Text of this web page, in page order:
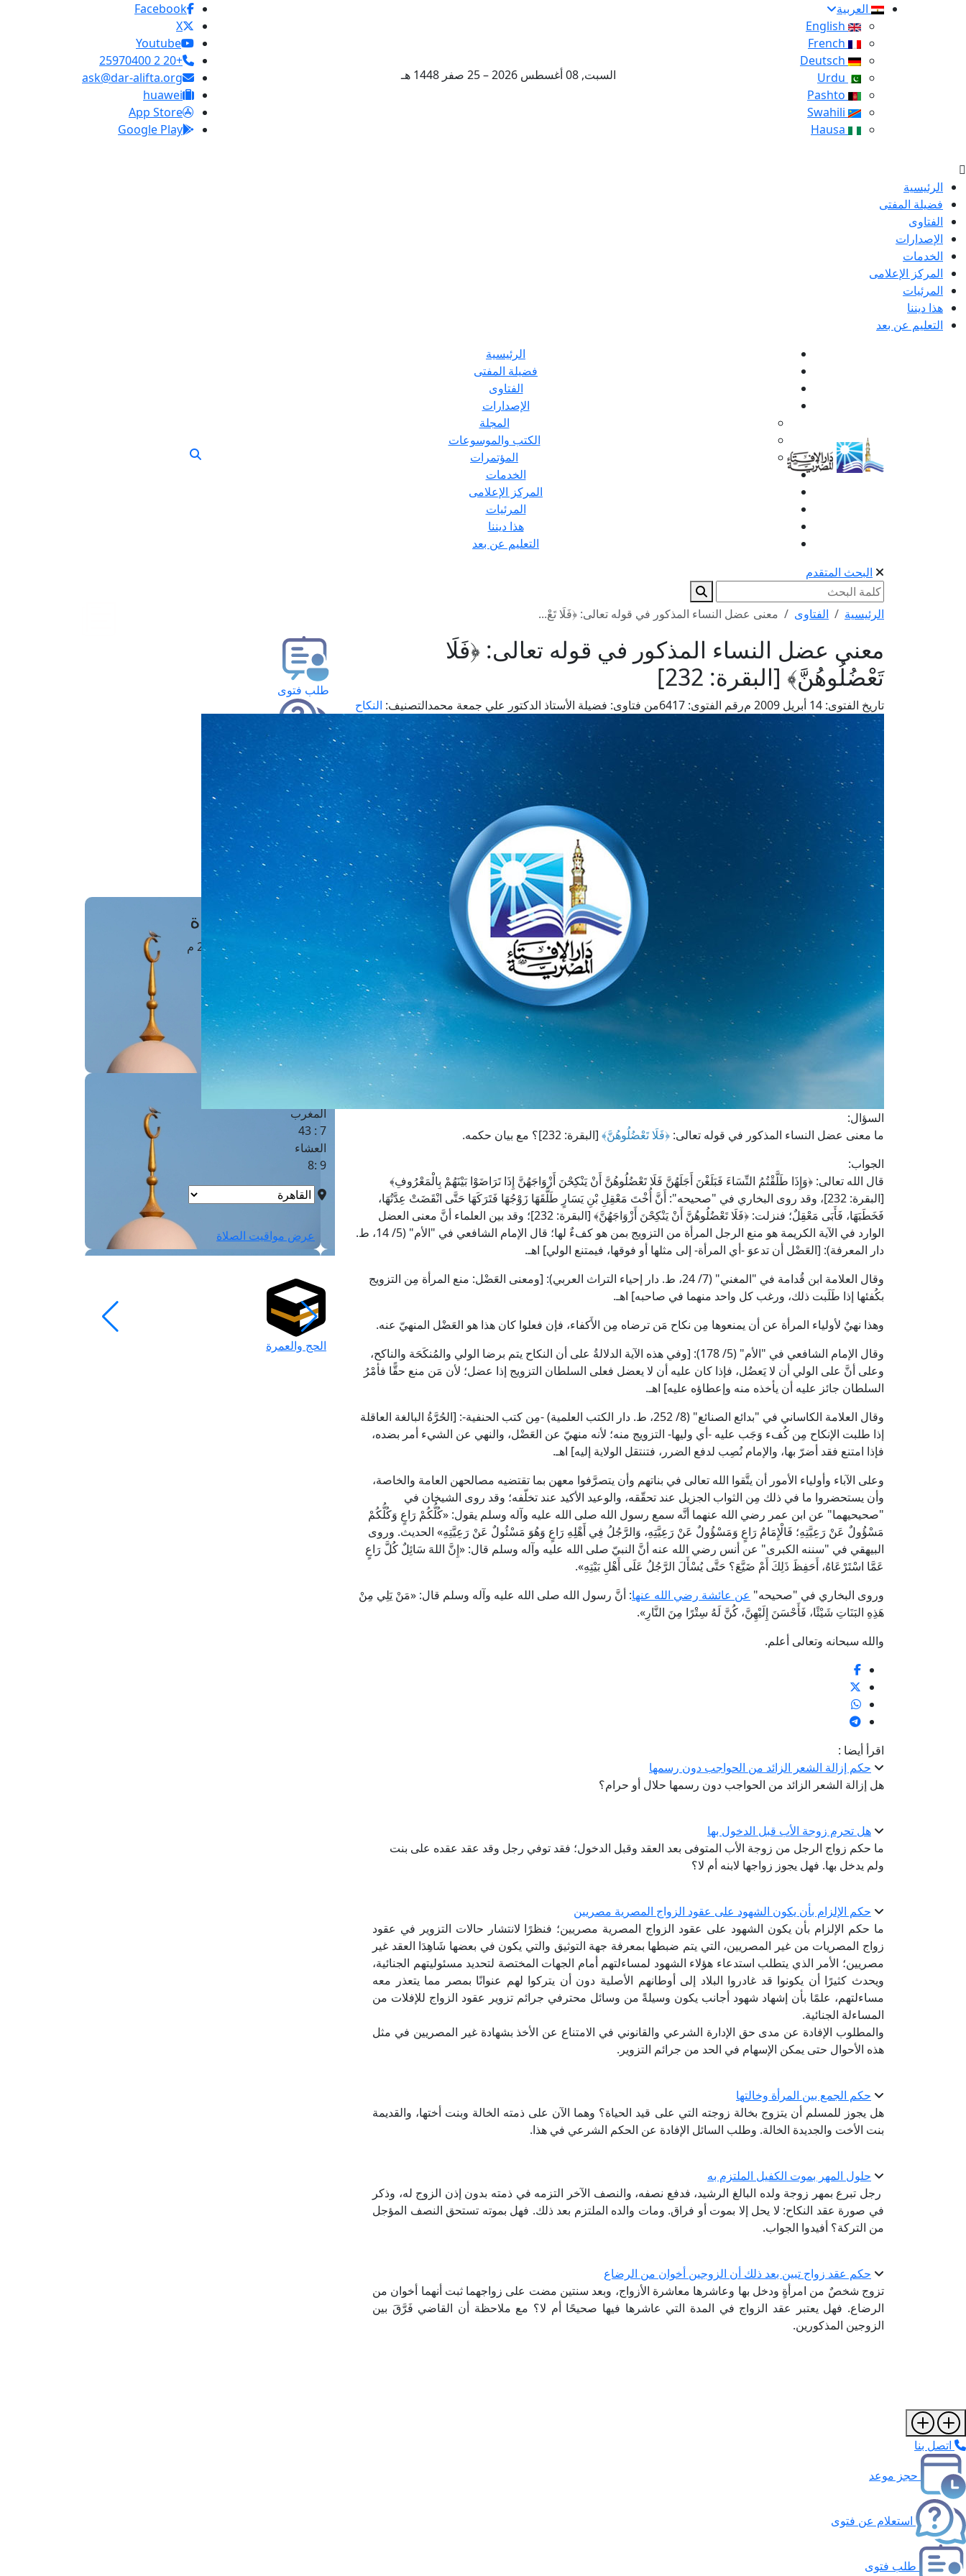
العربية
السبت, 08 أغسطس 2026 – 25 صفر 1448 هـ
Facebook
X
Youtube
+20 2 25970400
ask@dar-alifta.org
huawei
App Store
Google Play
الرئيسية
فضيلة المفتى
الفتاوى
الإصدارات
الخدمات
المركز الإعلامى
المرئيات
هذا ديننا
التعليم عن بعد
الرئيسية
فضيلة المفتى
الفتاوى
الإصدارات
المجلة
الكتب والموسوعات
المؤتمرات
الخدمات
المركز الإعلامى
المرئيات
هذا ديننا
التعليم عن بعد
البحث المتقدم
الرئيسية الفتاوى معنى عضل النساء المذكور في قوله تعالى: ﴿فَلَا تَعْ...
معنى عضل النساء المذكور في قوله تعالى: ﴿فَلَا
تَعْضُلُوهُنَّ﴾ [البقرة: 232]
تاريخ الفتوى: رقم الفتوى: من فتاوى: فضيلة الأستاذ الدكتور علي جمعة محمدالتصنيف: النكاح
السؤال:
ما معنى عضل النساء المذكور في قوله تعالى: ﴿فَلَا تَعْضُلُوهُنَّ﴾ [البقرة: 232]؟ مع بيان حكمه.
الجواب:
قال الله تعالى: ﴿وَإِذَا طَلَّقْتُمُ النِّسَاءَ فَبَلَغْنَ أَجَلَهُنَّ فَلَا تَعْضُلُوهُنَّ أَنْ يَنْكِحْنَ أَزْوَاجَهُنَّ إِذَا تَرَاضَوْا بَيْنَهُمْ بِالْمَعْرُوفِ﴾
[البقرة: 232]، وقد روى البخاري في "صحيحه": أَنَّ أُخْتَ مَعْقِلِ بْنِ يَسَارٍ طَلَّقَهَا زَوْجُهَا فَتَرَكَهَا حَتَّى انْقَضَتْ عِدَّتُهَا،
فَخَطَبَهَا، فَأَبَى مَعْقِلٌ؛ فنزلت: ﴿فَلَا تَعْضُلُوهُنَّ أَنْ يَنْكِحْنَ أَزْوَاجَهُنَّ﴾ [البقرة: 232]؛ وقد بين العلماء أنَّ معنى العضل
الوارد في الآية الكريمة هو منع الرجل المرأة من التزويج بمن هو كفءٌ لها؛ قال الإمام الشافعي في "الأم" (5/ 14، ط.
دار المعرفة): [العَضْل أن تدعوَ -أي المرأة- إلى مثلها أو فوقها، فيمتنع الولي] اهـ.
وقال العلامة ابن قُدامة في "المغني" (7/ 24، ط. دار إحياء التراث العربي): [ومعنى العَضْل: منع المرأة مِن التزويج
بكُفئها إذا طَلَبت ذلك، ورغب كل واحد منهما في صاحبه] اهـ.
وهذا نهيٌ لأولياء المرأة عن أن يمنعوها مِن نكاح مَن ترضاه مِن الأَكفاء، فإن فعلوا كان هذا هو العَضْل المنهيّ عنه.
وقال الإمام الشافعي في "الأم" (5/ 178): [وفي هذه الآية الدلالةُ على أن النكاح يتم برضا الولي والمُنكَحَة والناكح،
وعلى أنَّ على الولي أن لا يَعضُل، فإذا كان عليه أن لا يعضل فعلى السلطان التزويج إذا عضل؛ لأن مَن منع حقًّا فأمْرُ
السلطان جائز عليه أن يأخذه منه وإعطاؤه عليه] اهـ.
وقال العلامة الكاساني في "بدائع الصنائع" (8/ 252، ط. دار الكتب العلمية) -مِن كتب الحنفية-: [الحُرَّةُ البالغة العاقلة
إذا طلبت الإنكاح مِن كُفء وَجَب عليه -أي وليها- التزويج منه؛ لأنه منهيّ عن العَضْل، والنهي عن الشيء أمر بضده،
فإذا امتنع فقد أضرّ بها، والإمام نُصِب لدفع الضرر، فتنتقل الولاية إليه] اهـ.
وعلى الآباء وأولياء الأمور أن يتَّقوا الله تعالى في بناتهم وأن يتصرَّفوا معهن بما تقتضيه مصالحهن العامة والخاصة،
وأن يستحضروا ما في ذلك مِن الثواب الجزيل عند تحقّقه، والوعيد الأكيد عند تخلّفه؛ وقد روى الشيخان في
"صحيحيهما" عن ابن عمر رضي الله عنهما أنَّه سمع رسول الله صلى الله عليه وآله وسلم يقول: «كُلُّكُمْ رَاعٍ وَكُلُّكُمْ
مَسْؤُولٌ عَنْ رَعِيَّتِهِ؛ فَالْإِمَامُ رَاعٍ وَمَسْؤُولٌ عَنْ رَعِيَّتِهِ، وَالرَّجُلُ فِي أَهْلِهِ رَاعٍ وَهُوَ مَسْئُولٌ عَنْ رَعِيَّتِهِ» الحديث. وروى
البيهقي في "سننه الكبرى" عن أنس رضي الله عنه أنَّ النبيّ صلى الله عليه وآله وسلم قال: «إِنَّ اللهَ سَائِلٌ كُلَّ رَاعٍ
عَمَّا اسْتَرْعَاهُ، أَحَفِظَ ذَلِكَ أَمْ ضَيَّعَ؟ حَتَّى يُسْأَلَ الرَّجُلُ عَلَى أَهْلِ بَيْتِهِ».
وروى البخاري في "صحيحه" عن عائشة رضي الله عنها: أنَّ رسول الله صلى الله عليه وآله وسلم قال: «مَنْ يَلِي مِنْ
هَذِهِ البَنَاتِ شَيْئًا، فَأَحْسَنَ إِلَيْهِنَّ، كُنَّ لَهُ سِتْرًا مِنَ النَّارِ».
والله سبحانه وتعالى أعلم.
اقرأ أيضا :
حكم إزالة الشعر الزائد من الحواجب دون رسمها
هل إزالة الشعر الزائد من الحواجب دون رسمها حلال أو حرام؟
هل تحرم زوجة الأب قبل الدخول بها
ما حكم زواج الرجل من زوجة الأب المتوفى بعد العقد وقبل الدخول؛ فقد توفي رجل وقد عقد عقده على بنت
ولم يدخل بها. فهل يجوز زواجها لابنه أم لا؟
حكم الإلزام بأن يكون الشهود على عقود الزواج المصرية مصريين
ما حكم الإلزام بأن يكون الشهود على عقود الزواج المصرية مصريين؛ فنظرًا لانتشار حالات التزوير في عقود
زواج المصريات من غير المصريين، التي يتم ضبطها بمعرفة جهة التوثيق والتي يكون في بعضها شَاهِدَا العقد غير
مصريين؛ الأمر الذي يتطلب استدعاء هؤلاء الشهود لمساءلتهم أمام الجهات المختصة لتحديد مسئوليتهم الجنائية،
ويحدث كثيرًا أن يكونوا قد غادروا البلاد إلى أوطانهم الأصلية دون أن يتركوا لهم عنوانًا بمصر مما يتعذر معه
مساءلتهم، علمًا بأن إشهاد شهود أجانب يكون وسيلةً من وسائل محترفي جرائم تزوير عقود الزواج للإفلات من
المساءلة الجنائية.
والمطلوب الإفادة عن مدى حق الإدارة الشرعي والقانوني في الامتناع عن الأخذ بشهادة غير المصريين في مثل
هذه الأحوال حتى يمكن الإسهام في الحد من جرائم التزوير.
حكم الجمع بين المرأة وخالتها
هل يجوز للمسلم أن يتزوج بخالة زوجته التي على قيد الحياة؟ وهما الآن على ذمته الخالة وبنت أختها، والقديمة
بنت الأخت والجديدة الخالة. وطلب السائل الإفادة عن الحكم الشرعي في هذا.
حلول المهر بموت الكفيل الملتزم به
رجل تبرع بمهر زوجة ولده البالغ الرشيد، فدفع نصفه، والنصف الآخر التزمه في ذمته بدون إذن الزوج له، وذكر
في ‏صورة عقد النكاح: لا يحل إلا بموت أو فراق. ومات والده الملتزم بعد ذلك. فهل بموته تستحق النصف المؤجل
من ‏التركة؟ أفيدوا الجواب.
حكم عقد زواج تبين بعد ذلك أن الزوجين أخوان من الرضاع
تزوج شخصٌ من امرأةٍ ودخل بها وعاشرها معاشرة الأزواج، وبعد سنتين مضت على زواجهما ثبت أنهما أخوان من
الرضاع. فهل يعتبر عقد الزواج في المدة التي عاشرها فيها صحيحًا أم لا؟ مع ملاحظة أن القاضي فَرَّقَ بين
الزوجين المذكورين.
طلب فتوى
استعلام عن فتوى
حجز موعد
الفتوى الهاتفية
مَواقِيتُ الصَّـــلاة
القاهرة · 08 أغسطس 2026 م
الفجر
الشروق
6 :18
1 : 1
المغرب
7 : 43
العشاء
9 :8
عرض مواقيت الصلاة
الحج والعمرة
اتصل بنا
حجز موعد
استعلام عن فتوى
طلب فتوى